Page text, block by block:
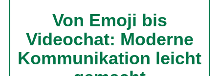
Von Emoji bis
Videochat: Moderne
Kommunikation leicht